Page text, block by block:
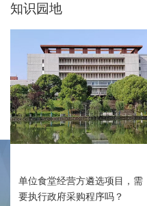
知识园地
单位食堂经营方遴选项目，需
要执行政府采购程序吗？